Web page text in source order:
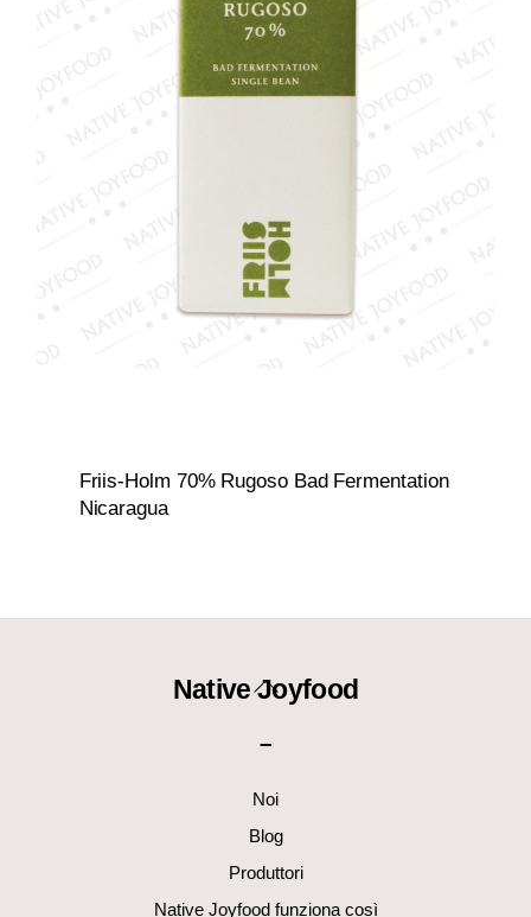
Friis-Holm 70% Rugoso Bad Fermentation
Nicaragua
Back
Native Joyfood
–
Noi
Blog
Produttori
Native Joyfood funziona così